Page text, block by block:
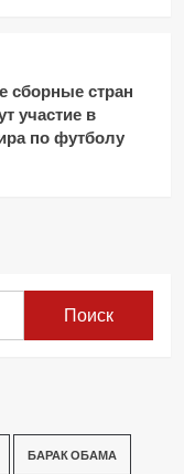
сборные стран
участие в
по футболу
БАРАК ОБАМА